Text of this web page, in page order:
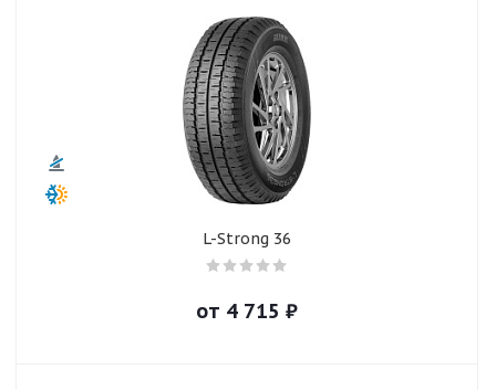
L-Strong 36
от 4 715 ₽